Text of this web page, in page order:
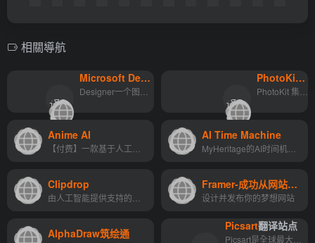
相關導航
译
站
点
">
Microsoft Design
译
站
点
">
PhotoKit翻
Anime AI AI Time Machine
Clipdrop Framer-成功从网站开始
设计并发布你的梦想网站
AlphaDraw筑绘通
Picsart翻译站点